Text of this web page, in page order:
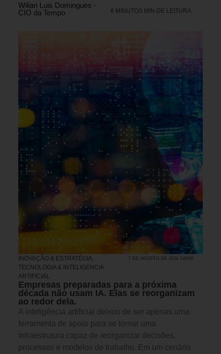
Wilian Luis Domingues -
CIO da Tempo
6 MINUTOS MIN DE LEITURA
INOVAÇÃO & ESTRATÉGIA
TECNOLOGIA & INTELIGENCIA
ARTIFICIAL
7 DE AGOSTO DE 2026 14H00
Empresas preparadas para a próxima
década não usam IA. Elas se reorganizam
ao redor dela.
A inteligência artificial deixou de ser apenas uma
ferramenta de apoio para se tornar uma
infraestrutura capaz de reorganizar decisões,
processos e modelos de trabalho. Em um cenário